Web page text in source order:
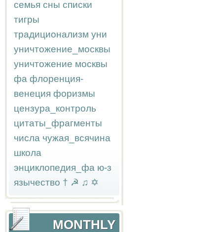
семья сны списки
тигры
традиционализм уни
уничтожение_москвы
уничтожение москвы
фа флоренция-
венеция форизмы
цензура_контроль
цитаты_фрагменты
числа чужая_всячина
школа
энциклопедия_фа ю-з
язычество † ☭ ♫ ✡
MONTHLY